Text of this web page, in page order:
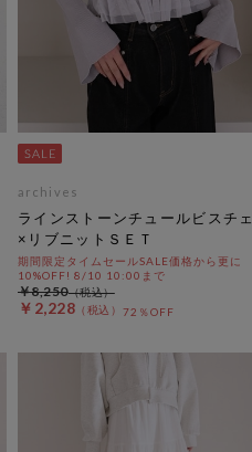
archives
ラインストーンチュールビスチェ
×リブニットＳＥＴ
期間限定タイムセールSALE価格から更に
10%OFF! 8/10 10:00まで
￥2,228 72％OFF
￥8,250